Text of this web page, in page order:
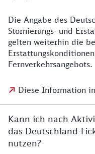
Die Angabe des
Stornierungs- und
gelten weiterhin die
Fernverkehrsangebots.
Diese Information
Kann ich nach
das Deutschland-
nutzen?